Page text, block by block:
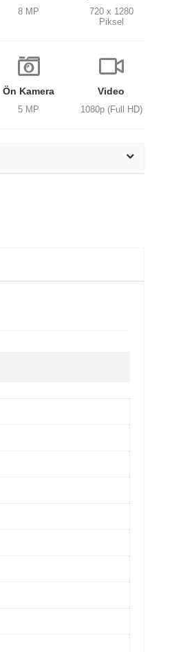
8 MP
720 x 1280
Piksel
Ön Kamera
5 MP
Video
1080p (Full HD)